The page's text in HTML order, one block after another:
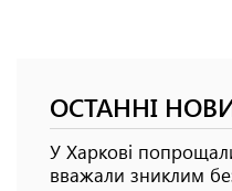
ОСТАННІ
У Харкові
вважали зниклим